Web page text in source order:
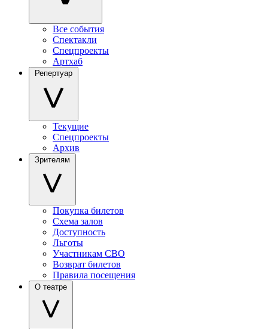
Все события
Спектакли
Спецпроекты
Артхаб
Репертуар
Текущие
Спецпроекты
Архив
Зрителям
Покупка билетов
Схема залов
Доступность
Льготы
Участникам СВО
Возврат билетов
Правила посещения
О театре